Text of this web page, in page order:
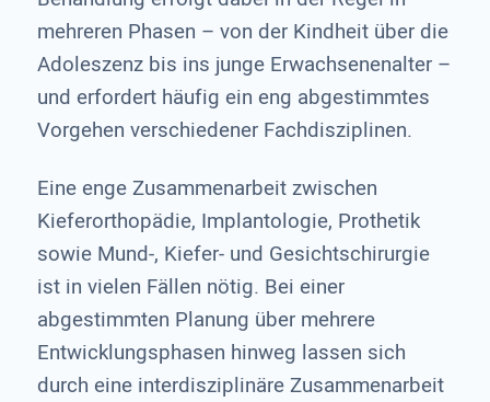
mehreren Phasen – von der Kindheit über die
Adoleszenz bis ins junge Erwachsenenalter –
und erfordert häufig ein eng abgestimmtes
Vorgehen ver­schiedener Fachdisziplinen.
Eine enge Zusammenarbeit zwischen
Kieferorthopädie, Implantologie, Prothetik
sowie Mund-, Kiefer- und Gesichtschirurgie
ist in vielen Fällen nötig. Bei einer
abgestimmten Planung über mehrere
Entwicklungsphasen hinweg lassen sich
durch eine interdisziplinäre Zusammenarbeit